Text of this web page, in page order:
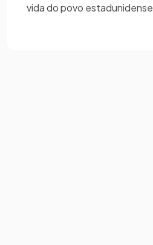
vida do povo estadunidense